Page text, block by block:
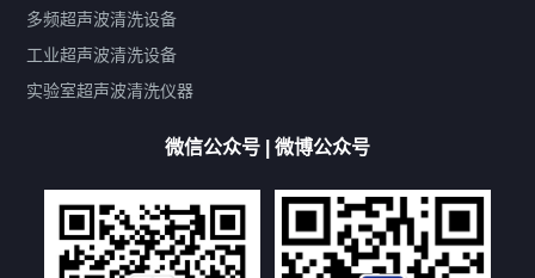
带加热
功率可调
双波脱气
机械旋钮系列
厨具清洗机
超声波振板
高尔夫球杆清洗机
大型单槽带过滤系列
全自动/半自动系列
客户定制非标机参考
双槽三槽四槽五槽多槽系列
多频超声波清洗设备
工业超声波清洗设备
实验室超声波清洗仪器
微信公众号 | 微博公众号